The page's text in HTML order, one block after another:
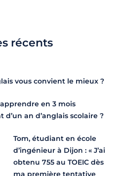
récents
vous convient le mieux ?
en 3 mois
d’un an d’anglais scolaire ?
Tom, étudiant en école
d’ingénieur à Dijon : « J’ai
obtenu 755 au TOEIC dès
ma première tentative